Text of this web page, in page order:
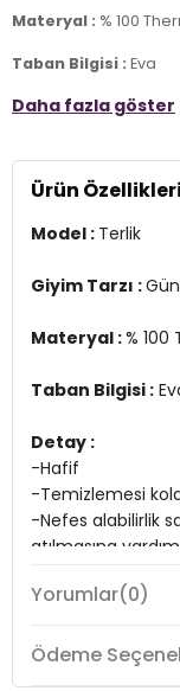
Materyal : % 100
Taban Bilgisi : Eva
Detay :
-Nefes alabilirlik
yardımcı olur
Üretim Yeri :
Daha fazla göster
Ürün Özellikleri
Model : Terlik
Giyim Tarzı :
Materyal :%
Taban Bilgisi :
Detay :
-Hafif
-Temizlemesi
-Nefes alabilirlik
atılmasına
Üretim Yeri :
Yorumlar(0)
Ödeme